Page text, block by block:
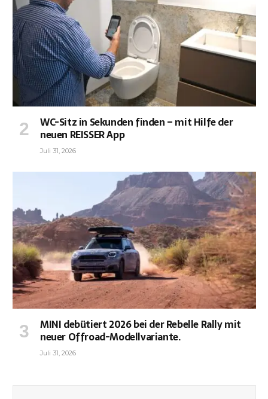
WC-Sitz in Sekunden finden – mit Hilfe der
neuen REISSER App
Juli 31, 2026
MINI debütiert 2026 bei der Rebelle Rally mit
neuer Offroad-Modellvariante.
Juli 31, 2026